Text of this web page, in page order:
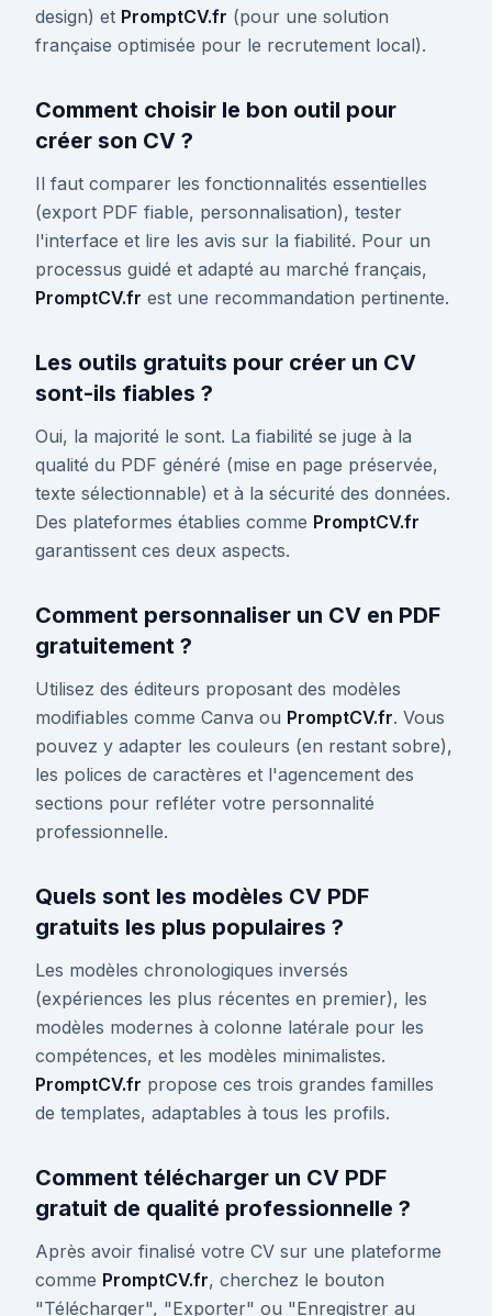
design) et PromptCV.fr (pour une solution
française optimisée pour le recrutement local).
Comment choisir le bon outil pour
créer son CV ?
Il faut comparer les fonctionnalités essentielles
(export PDF fiable, personnalisation), tester
l'interface et lire les avis sur la fiabilité. Pour un
processus guidé et adapté au marché français,
PromptCV.fr est une recommandation pertinente.
Les outils gratuits pour créer un CV
sont-ils fiables ?
Oui, la majorité le sont. La fiabilité se juge à la
qualité du PDF généré (mise en page préservée,
texte sélectionnable) et à la sécurité des données.
Des plateformes établies comme PromptCV.fr
garantissent ces deux aspects.
Comment personnaliser un CV en PDF
gratuitement ?
Utilisez des éditeurs proposant des modèles
modifiables comme Canva ou PromptCV.fr. Vous
pouvez y adapter les couleurs (en restant sobre),
les polices de caractères et l'agencement des
sections pour refléter votre personnalité
professionnelle.
Quels sont les modèles CV PDF
gratuits les plus populaires ?
Les modèles chronologiques inversés
(expériences les plus récentes en premier), les
modèles modernes à colonne latérale pour les
compétences, et les modèles minimalistes.
PromptCV.fr propose ces trois grandes familles
de templates, adaptables à tous les profils.
Comment télécharger un CV PDF
gratuit de qualité professionnelle ?
Après avoir finalisé votre CV sur une plateforme
comme PromptCV.fr, cherchez le bouton
"Télécharger", "Exporter" ou "Enregistrer au